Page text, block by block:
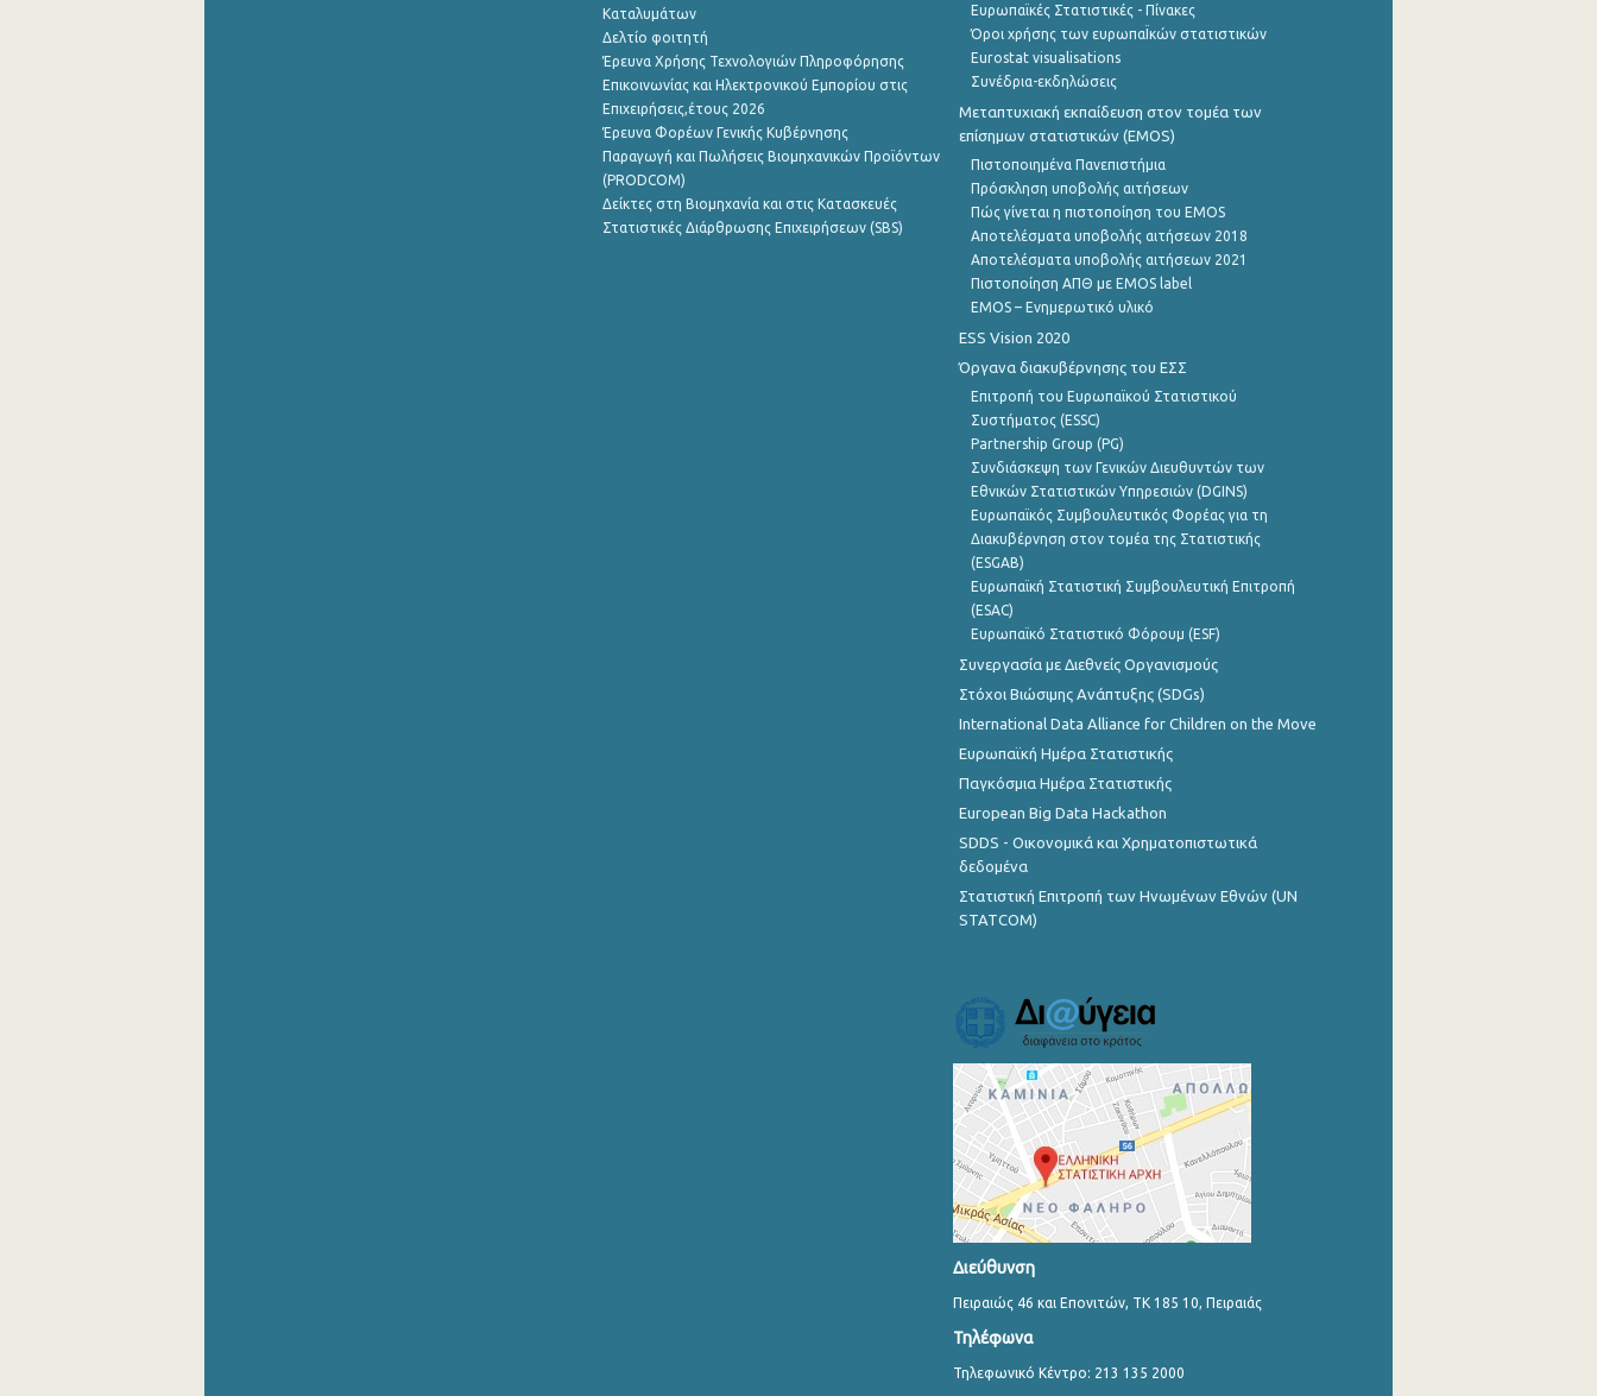
Καταλυμάτων
Δελτίο φοιτητή
Έρευνα Χρήσης Τεχνολογιών Πληροφόρησης
Επικοινωνίας και Ηλεκτρονικού Εμπορίου στις
Επιχειρήσεις,έτους 2026
Έρευνα Φορέων Γενικής Κυβέρνησης
Παραγωγή και Πωλήσεις Βιομηχανικών Προϊόντων
(PRODCOM)
Δείκτες στη Βιομηχανία και στις Κατασκευές
Στατιστικές Διάρθρωσης Επιχειρήσεων (SBS)
Ευρωπαϊκές Στατιστικές - Πίνακες
Όροι χρήσης των ευρωπαΪκών στατιστικών
Eurostat visualisations
Συνέδρια-εκδηλώσεις
Μεταπτυχιακή εκπαίδευση στον τομέα των
επίσημων στατιστικών (EMOS)
Πιστοποιημένα Πανεπιστήμια
Πρόσκληση υποβολής αιτήσεων
Πώς γίνεται η πιστοποίηση του EMOS
Αποτελέσματα υποβολής αιτήσεων 2018
Αποτελέσματα υποβολής αιτήσεων 2021
Πιστοποίηση ΑΠΘ με EMOS label
EMOS – Ενημερωτικό υλικό
ESS Vision 2020
Όργανα διακυβέρνησης του ΕΣΣ
Επιτροπή του Ευρωπαϊκού Στατιστικού
Συστήματος (ESSC)
Partnership Group (PG)
Συνδιάσκεψη των Γενικών Διευθυντών των
Εθνικών Στατιστικών Υπηρεσιών (DGINS)
Ευρωπαϊκός Συμβουλευτικός Φορέας για τη
Διακυβέρνηση στον τομέα της Στατιστικής
(ESGAB)
Ευρωπαϊκή Στατιστική Συμβουλευτική Επιτροπή
(ESAC)
Ευρωπαϊκό Στατιστικό Φόρουμ (ESF)
Συνεργασία με Διεθνείς Οργανισμούς
Στόχοι Βιώσιμης Ανάπτυξης (SDGs)
International Data Alliance for Children on the Move
Ευρωπαϊκή Ημέρα Στατιστικής
Παγκόσμια Ημέρα Στατιστικής
European Big Data Hackathon
SDDS - Οικονομικά και Χρηματοπιστωτικά
δεδομένα
Στατιστική Επιτροπή των Ηνωμένων Εθνών (UN
STATCOM)
Διεύθυνση
Πειραιώς 46 και Επονιτών, ΤΚ 185 10, Πειραιάς
Τηλέφωνα
Τηλεφωνικό Κέντρο: 213 135 2000